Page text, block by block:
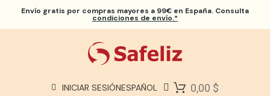
Envío gratis por compras mayores a 99€ en España. Consulta
condiciones de envío.*
INICIAR SESIÓNESPAÑOL 0,00 $